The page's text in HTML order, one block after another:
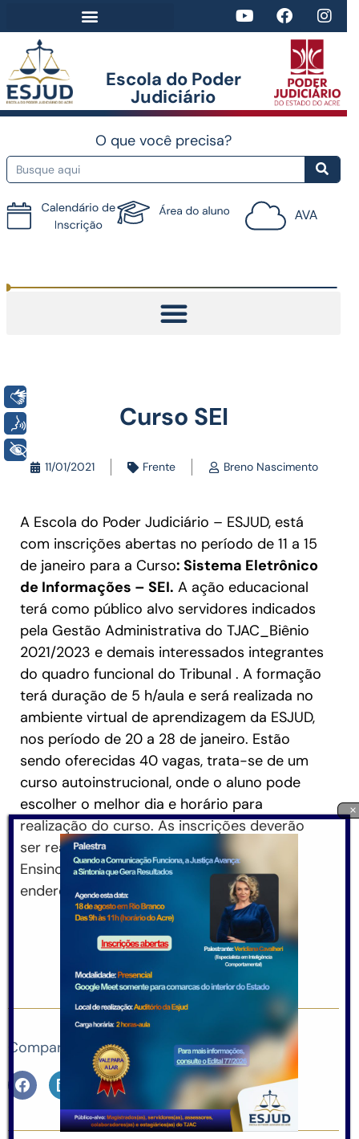
Escola do Poder
Judiciário​
O que você precisa?
Curso SEI
11/01/2021 Frente Breno Nascimento
A Escola do Poder Judiciário – ESJUD, está
com inscrições abertas no período de 11 a 15
de janeiro para a Curso: Sistema Eletrônico
de Informações – SEI. A ação educacional
terá como público alvo servidores indicados
pela Gestão Administrativa do TJAC_Biênio
2021/2023 e demais interessados integrantes
do quadro funcional do Tribunal . A formação
terá duração de 5 h/aula e será realizada no
ambiente virtual de aprendizagem da ESJUD,
nos período de 20 a 28 de janeiro. Estão
sendo oferecidas 40 vagas, trata-se de um
curso autoinstrucional, onde o aluno pode
escolher o melhor dia e horário para
realização do curso. As inscrições deverão
ser realizadas pelo Sistema de Gestão de
Ensino- SIGEN, na página da Esjud, no
endereço:https://esjud.tjac.jus.br/.
Compartilhe em suas redes
×